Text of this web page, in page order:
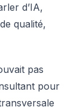
d’IA,
qualité,
pas
pour